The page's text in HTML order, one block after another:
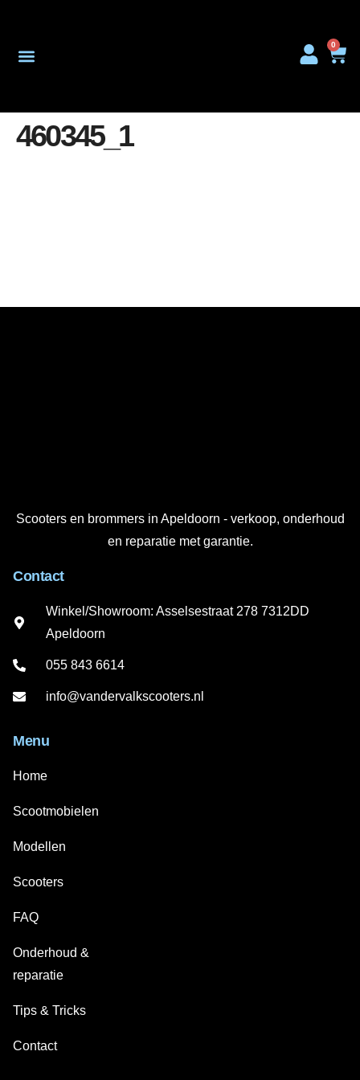
0
460345_1
Scooters en brommers in Apeldoorn - verkoop, onderhoud
en reparatie met garantie.
Contact
Winkel/Showroom: Asselsestraat 278 7312DD
Apeldoorn
055 843 6614
info@vandervalkscooters.nl
Menu
Home
Scootmobielen
Modellen
Scooters
FAQ
Onderhoud &
reparatie
Tips & Tricks
Contact